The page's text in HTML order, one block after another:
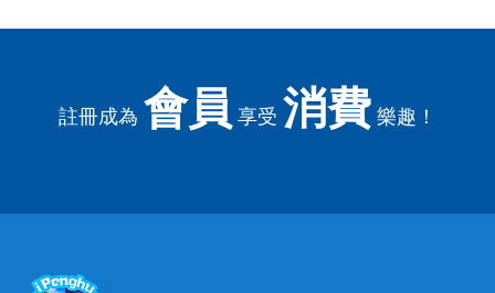
註冊成為 會員 享受 消費 樂趣！